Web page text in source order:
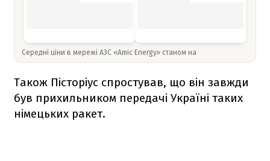
Середні ціни в мережі АЗС «Amic Energy» станом на
Також Пісторіус спростував, що він завжди
був прихильником передачі Україні таких
німецьких ракет.